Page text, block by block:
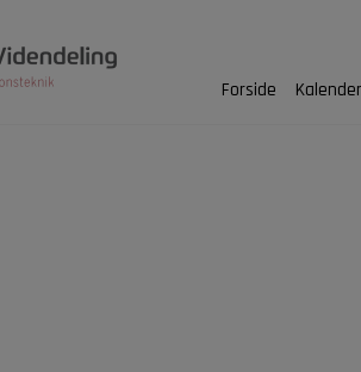
Forside Kalender